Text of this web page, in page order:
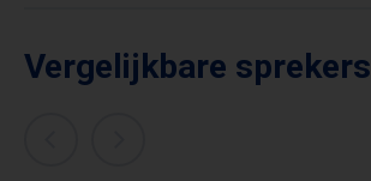
Vergelijkbare sprekers